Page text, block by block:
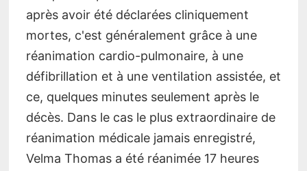
après avoir été déclarées cliniquement
mortes, c'est généralement grâce à une
réanimation cardio-pulmonaire, à une
défibrillation et à une ventilation assistée, et
ce, quelques minutes seulement après le
décès. Dans le cas le plus extraordinaire de
réanimation médicale jamais enregistré,
Velma Thomas a été réanimée 17 heures